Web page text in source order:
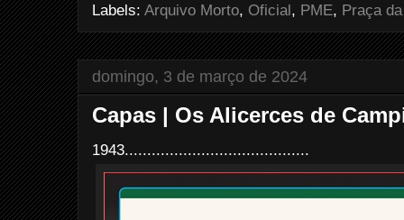
o
k
r
e
s
t
Labels: Arquivo Morto, Oficial, PME, Praça
domingo, 3 de março de 2024
Capas | Os Alicerces de
1943.........................................